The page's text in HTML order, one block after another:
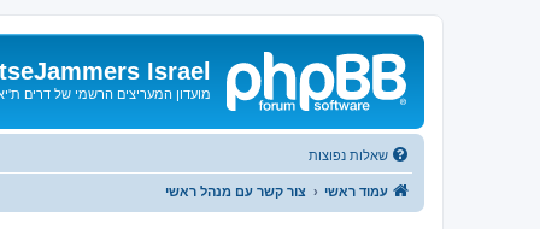
Israel
מועדון המעריצים הרשמי של דרים
שאלות נפוצות
עמוד ראשי צור קשר עם מנהל ראשי